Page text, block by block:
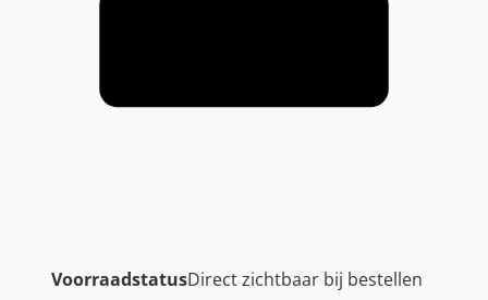
VoorraadstatusDirect zichtbaar bij bestellen